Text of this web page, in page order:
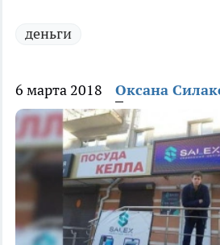
деньги
6 марта 2018 Оксана